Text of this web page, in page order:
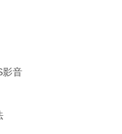
影音